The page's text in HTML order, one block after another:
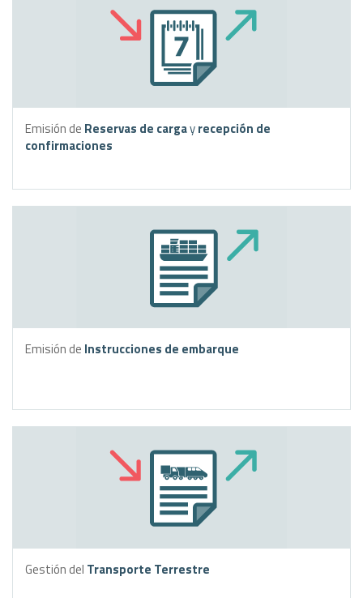
Emisión de Reservas de cargayrecepción de
confirmaciones
Emisión de Instrucciones de embarque
Gestión del Transporte Terrestre